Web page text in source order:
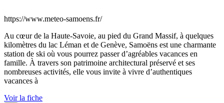
https://www.meteo-samoens.fr/
Au cœur de la Haute-Savoie, au pied du Grand Massif, à quelques
kilomètres du lac Léman et de Genève, Samoëns est une charmante
station de ski où vous pourrez passer d’agréables vacances en
famille. À travers son patrimoine architectural préservé et ses
nombreuses activités, elle vous invite à vivre d’authentiques
vacances à
Voir la fiche